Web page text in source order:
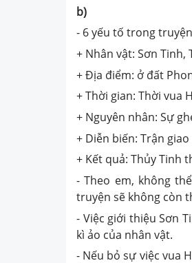
b)
- 6 yếu tố trong
+ Nhân vật: Sơn Tinh,
+ Địa điểm: ở đất
+ Thời gian: Thời vua
+ Nguyên nhân: Sự
+ Diễn biến: Trận
+ Kết quả: Thủy Tinh
- Theo em, không
truyện sẽ không còn
- Việc giới thiệu Sơn
kì ảo của nhân vật.
- Nếu bỏ sự việc vua